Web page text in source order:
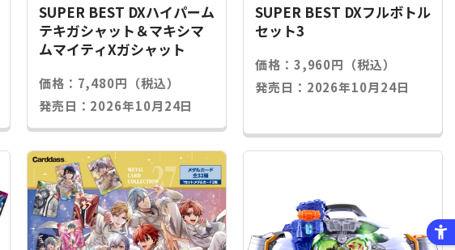
SUPER BEST DXハイパーム
テキガシャット＆マキシマ
ムマイティXガシャット
価格：7,480円（税込）
発売日：2026年10月24日
SUPER BEST DXフルボトル
セット3
価格：3,960円（税込）
発売日：2026年10月24日